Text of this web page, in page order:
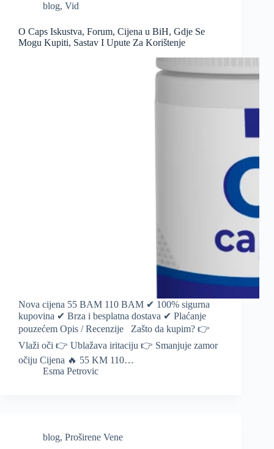
blog, Vid
O Caps Iskustva, Forum, Cijena u BiH, Gdje Se
Mogu Kupiti, Sastav I Upute Za Korištenje
Nova cijena 55 BAM 110 BAM ✔ 100% sigurna
kupovina ✔ Brza i besplatna dostava ✔ Plaćanje
pouzećem Opis / Recenzije Zašto da kupim? 👉
Vlaži oči 👉 Ublažava iritaciju 👉 Smanjuje zamor
očiju Cijena 🔥 55 KM 110…
Esma Petrovic
blog, Proširene Vene